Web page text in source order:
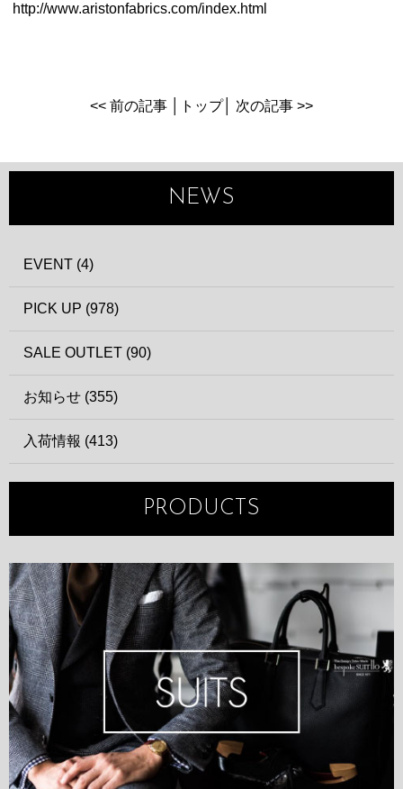
http://www.aristonfabrics.com/index.html
<< 前の記事 トップ│ 次の記事 >>
NEWS
EVENT (4)
PICK UP (978)
SALE OUTLET (90)
お知らせ (355)
入荷情報 (413)
PRODUCTS